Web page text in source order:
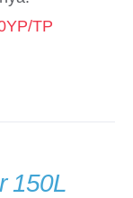
TP
150L